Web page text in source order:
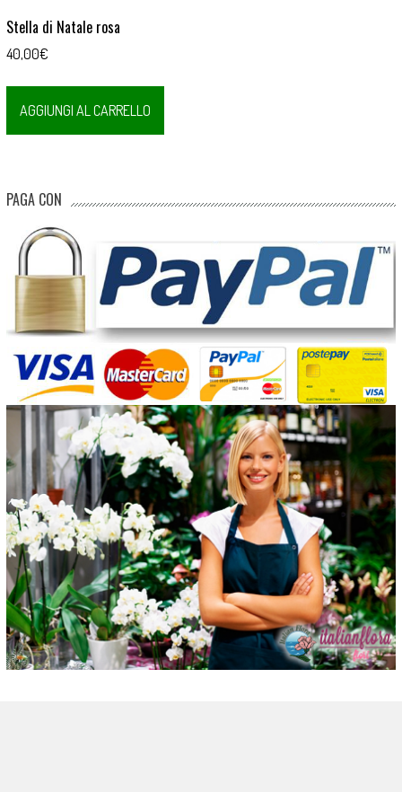
Stella di Natale rosa
40,00€
AGGIUNGI AL CARRELLO
PAGA CON